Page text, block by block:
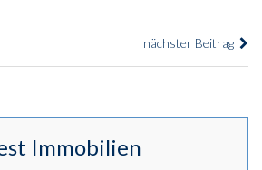
nächster Beitrag
Immobilien